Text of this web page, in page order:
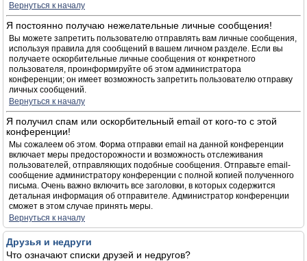
Вернуться к началу
Я постоянно получаю нежелательные личные сообщения!
Вы можете запретить пользователю отправлять вам личные сообщения,
используя правила для сообщений в вашем личном разделе. Если вы
получаете оскорбительные личные сообщения от конкретного
пользователя, проинформируйте об этом администратора
конференции; он имеет возможность запретить пользователю отправку
личных сообщений.
Вернуться к началу
Я получил спам или оскорбительный email от кого-то с этой
конференции!
Мы сожалеем об этом. Форма отправки email на данной конференции
включает меры предосторожности и возможность отслеживания
пользователей, отправляющих подобные сообщения. Отправьте email-
сообщение администратору конференции с полной копией полученного
письма. Очень важно включить все заголовки, в которых содержится
детальная информация об отправителе. Администратор конференции
сможет в этом случае принять меры.
Вернуться к началу
Друзья и недруги
Что означают списки друзей и недругов?